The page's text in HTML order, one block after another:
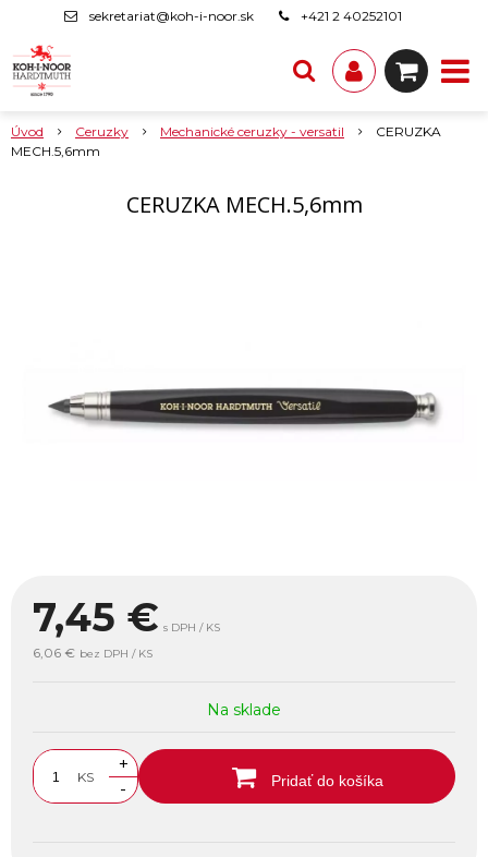
sekretariat@koh-i-noor.sk +421 2 40252101
Úvod Ceruzky Mechanické ceruzky - versatil
CERUZKA
MECH.5,6mm
CERUZKA MECH.5,6mm
7,45 € s DPH / KS
6,06 € bez DPH / KS
Na sklade
KS
+
-
Pridať do košíka